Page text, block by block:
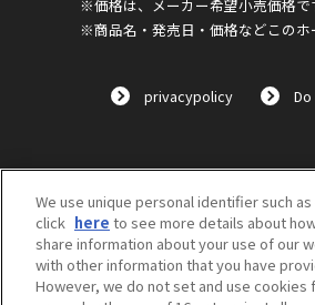
※価格は、メーカー希望小売価格で
※商品名・発売日・価格などこのホ
privacypolicy
We use unique personal identifier such
click here to see more details about
share information about your use of our
with other information that you have
However, we do not set and use cookies